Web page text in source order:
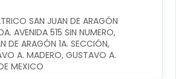
SAN JUAN DE ARAGÓN
AVENIDA 515 SIN NUMERO,
DE ARAGÓN 1A. SECCIÓN,
A. MADERO, GUSTAVO A.
MEXICO